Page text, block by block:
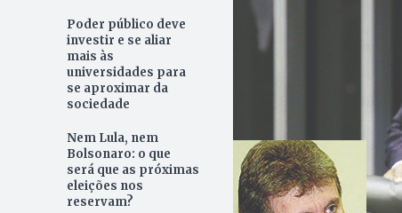
Poder público deve
investir e se aliar
mais às
universidades para
se aproximar da
sociedade
Nem Lula, nem
Bolsonaro: o que
será que as próximas
eleições nos
reservam?